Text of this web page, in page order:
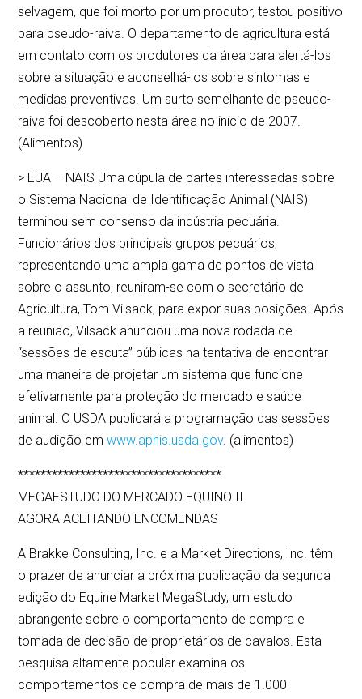
selvagem, que foi morto por um produtor, testou positivo
para pseudo-raiva. O departamento de agricultura está
em contato com os produtores da área para alertá-los
sobre a situação e aconselhá-los sobre sintomas e
medidas preventivas. Um surto semelhante de pseudo-
raiva foi descoberto nesta área no início de 2007.
(Alimentos)
> EUA – NAIS Uma cúpula de partes interessadas sobre
o Sistema Nacional de Identificação Animal (NAIS)
terminou sem consenso da indústria pecuária.
Funcionários dos principais grupos pecuários,
representando uma ampla gama de pontos de vista
sobre o assunto, reuniram-se com o secretário de
Agricultura, Tom Vilsack, para expor suas posições. Após
a reunião, Vilsack anunciou uma nova rodada de
“sessões de escuta” públicas na tentativa de encontrar
uma maneira de projetar um sistema que funcione
efetivamente para proteção do mercado e saúde
animal. O USDA publicará a programação das sessões
de audição emwww.aphis.usda.gov. (alimentos)
************************************
MEGAESTUDO DO MERCADO EQUINO II
AGORA ACEITANDO ENCOMENDAS
A Brakke Consulting, Inc. e a Market Directions, Inc. têm
o prazer de anunciar a próxima publicação da segunda
edição do Equine Market MegaStudy, um estudo
abrangente sobre o comportamento de compra e
tomada de decisão de proprietários de cavalos. Esta
pesquisa altamente popular examina os
comportamentos de compra de mais de 1.000